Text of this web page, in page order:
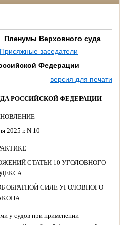
Пленумы Верховного суда
Присяжные заседатели
Федерации
версия для печати
РОССИЙСКОЙ ФЕДЕРАЦИИ
2025 г. N 10
СТАТЬИ 10 УГОЛОВНОГО
ОБРАТНОЙ СИЛЕ УГОЛОВНОГО
у судов при применении